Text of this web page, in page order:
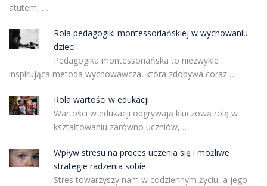
atutem, …
Rola pedagogiki montessoriańskiej w wychowaniu
dzieci
Pedagogika montessoriańska to niezwykle
inspirująca metoda wychowawcza, która zdobywa coraz …
Rola wartości w edukacji
Wartości w edukacji odgrywają kluczową rolę w
kształtowaniu zarówno uczniów, …
Wpływ stresu na proces uczenia się i możliwe
strategie radzenia sobie
Stres towarzyszy nam w codziennym życiu, a jego